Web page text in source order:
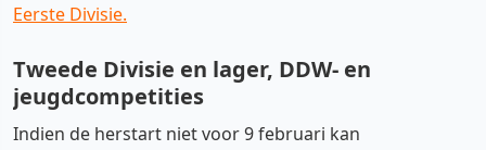
Eerste Divisie.
Tweede Divisie en lager, DDW- en
jeugdcompetities
Indien de herstart niet voor 9 februari kan